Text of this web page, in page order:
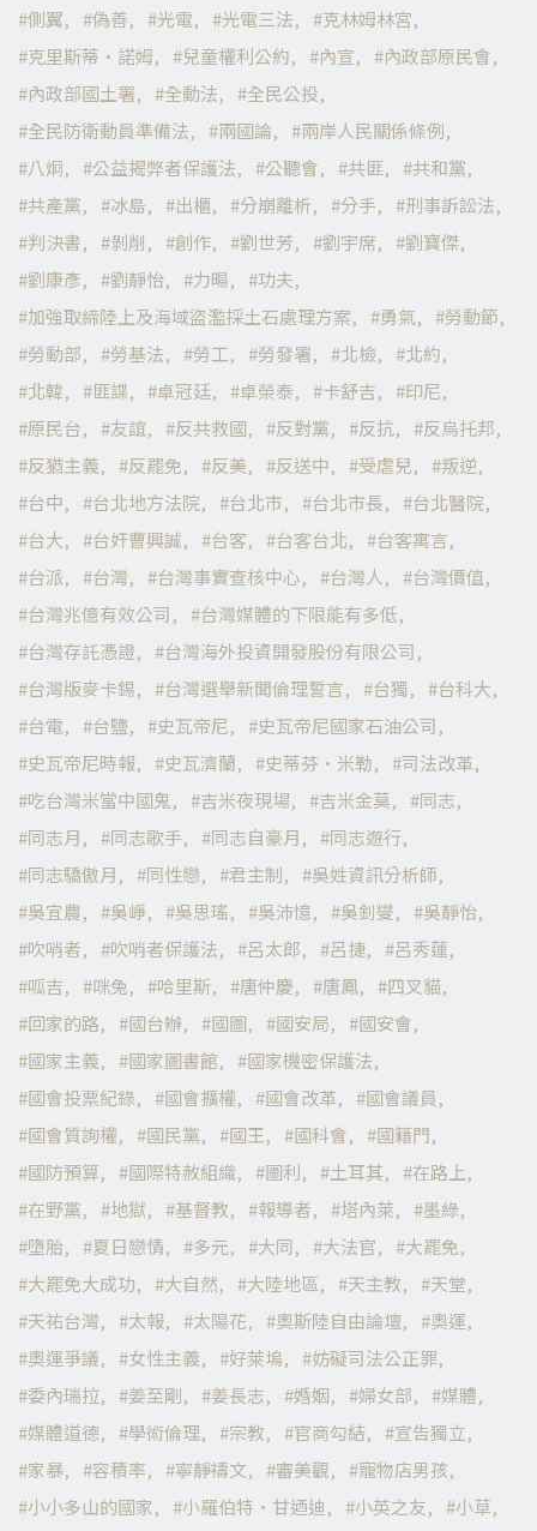
側翼
偽善 光電 光電三法
克林姆林宮
克里斯蒂·諾姆
兒童權利公約 內宣
內政部原民會
內政部國土署
全動法
全民公投
全民防衛動員準備法
兩國論
兩岸人民關係條例
八炯
公益揭弊者保護法 公聽會 共匪
共和黨
共產黨
冰島 出櫃 分崩離析 分手
刑事訴訟法
判決書
剝削 創作 劉世芳 劉宇席
劉寶傑
劉康彥
劉靜怡 力暘
功夫
加強取締陸上及海域盜濫採土石處理方案
勇氣
勞動節
勞動部
勞基法 勞工 勞發署 北檢
北約
北韓
匪諜 卓冠廷 卓榮泰 卡舒吉
印尼
原民台
友誼 反共救國 反對黨 反抗
反烏托邦
反猶主義
反罷免 反美 反送中 受虐兒
叛逆
台中
台北地方法院 台北市 台北市長
台北醫院
台大
台奸曹興誠 台客 台客台北
台客寓言
台派
台灣 台灣事實查核中心 台灣人
台灣價值
台灣兆億有效公司
台灣媒體的下限能有多低
台灣存託憑證
台灣海外投資開發股份有限公司
台灣版麥卡錫
台灣選舉新聞倫理誓言 台獨
台科大
台電
台鹽 史瓦帝尼
史瓦帝尼國家石油公司
史瓦帝尼時報
史瓦濟蘭 史蒂芬·米勒
司法改革
吃台灣米當中國鬼
吉米夜現場 吉米金莫
同志
同志月
同志歌手 同志自豪月
同志遊行
同志驕傲月
同性戀 君主制
吳姓資訊分析師
吳宜農
吳崢 吳思瑤 吳沛憶 吳釗燮
吳靜怡
吹哨者
吹哨者保護法 呂太郎 呂捷
呂秀蓮
呱吉
咪兔 哈里斯 唐仲慶 唐鳳
四叉貓
回家的路
國台辦 國圖 國安局
國安會
國家主義
國家圖書館
國家機密保護法
國會投票紀錄
國會擴權 國會改革
國會議員
國會質詢權
國民黨 國王 國科會
國籍門
國防預算
國際特赦組織 圖利 土耳其
在路上
在野黨
地獄 基督教 報導者 塔內萊
墨綠
墮胎
夏日戀情 多元 大同 大法官
大罷免
大罷免大成功
大自然 大陸地區 天主教
天堂
天祐台灣
太報 太陽花 奧斯陸自由論壇
奧運
奧運爭議
女性主義 好萊塢
妨礙司法公正罪
委內瑞拉
姜至剛 姜長志 婚姻 婦女部
媒體
媒體道德
學術倫理 宗教 官商勾結
宣告獨立
家暴
容積率 寧靜禱文 審美觀
寵物店男孩
小小多山的國家
小羅伯特·甘迺迪 小英之友 小草